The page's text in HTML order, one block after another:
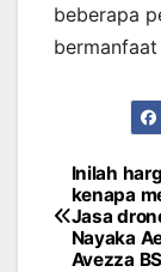
beberapa
Post
Inilah
kenapa
Jasa
Nayaka
Avezza